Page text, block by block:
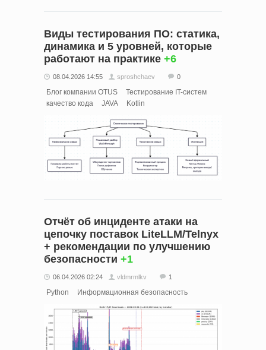
Виды тестирования ПО: статика,
динамика и 5 уровней, которые
работают на практике +6
08.04.2026 14:55 sproshchaev 0
Блог компании OTUS
Тестирование IT-систем
качество кода
JAVA Kotlin
Отчёт об инциденте атаки на
цепочку поставок LiteLLM/Telnyx
+ рекомендации по улучшению
безопасности +1
06.04.2026 02:24 vldmrmlkv 1
Python Информационная безопасность